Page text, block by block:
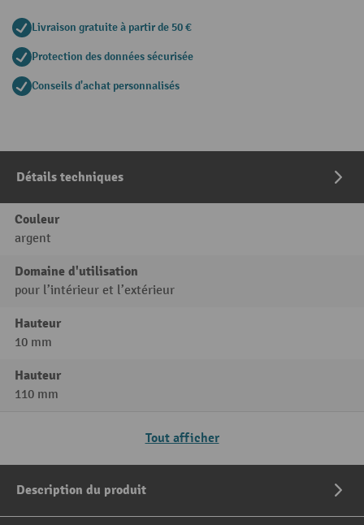
Livraison gratuite à partir de 50 €
Protection des données sécurisée
Conseils d'achat personnalisés
Détails techniques
Couleur
argent
Domaine d'utilisation
pour l’intérieur et l’extérieur
Hauteur
10 mm
Hauteur
110 mm
Tout afficher
Description du produit